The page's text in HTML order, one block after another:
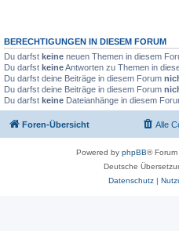
BERECHTIGUNGEN IN DIESEM FORUM
Du darfst keine neuen Themen in diesem
Du darfst keineAntworten zu Themen in
Du darfst deine Beiträge in diesem Forum
Du darfst deine Beiträge in diesem Forum
Du darfst keine Dateianhänge in diesem
Foren-Übersicht Alle
Powered by phpBB®
Deutsche
Datenschutz|